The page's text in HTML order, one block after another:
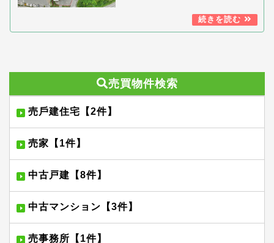
売買物件検索
売⼾建住宅【2件】
売家【1件】
中古戸建【8件】
中古マンション【3件】
売事務所【1件】